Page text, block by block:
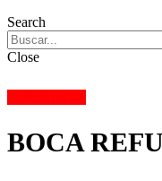
Search
Close
BOCA